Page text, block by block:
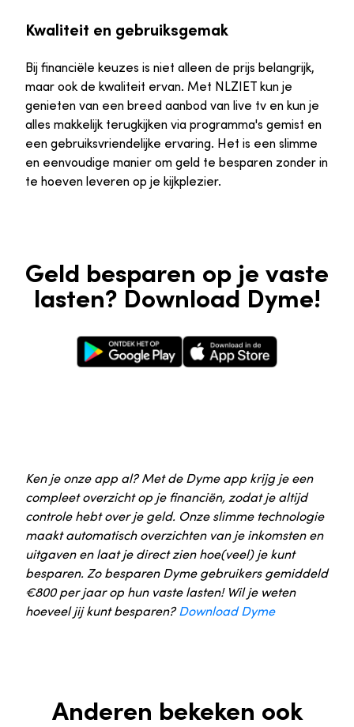
Kwaliteit en gebruiksgemak
Bij financiële keuzes is niet alleen de prijs belangrijk,
maar ook de kwaliteit ervan. Met NLZIET kun je
genieten van een breed aanbod van live tv en kun je
alles makkelijk terugkijken via programma's gemist en
een gebruiksvriendelijke ervaring. Het is een slimme
en eenvoudige manier om geld te besparen zonder in
te hoeven leveren op je kijkplezier.
Geld besparen op je vaste
lasten? Download Dyme!
Google Play StoreApple App Store
Ken je onze app al? Met de Dyme app krijg je een
compleet overzicht op je financiën, zodat je altijd
controle hebt over je geld. Onze slimme technologie
maakt automatisch overzichten van je inkomsten en
uitgaven en laat je direct zien hoe(veel) je kunt
besparen. Zo besparen Dyme gebruikers gemiddeld
€800 per jaar op hun vaste lasten! Wil je weten
hoeveel jij kunt besparen?Download Dyme
Anderen bekeken ook